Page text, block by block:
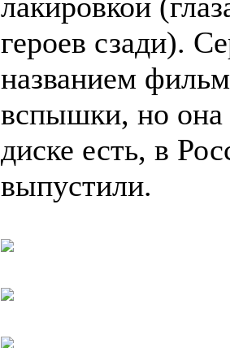
героев сзади).
названием
вспышки, но она
диске есть, в
выпустили.